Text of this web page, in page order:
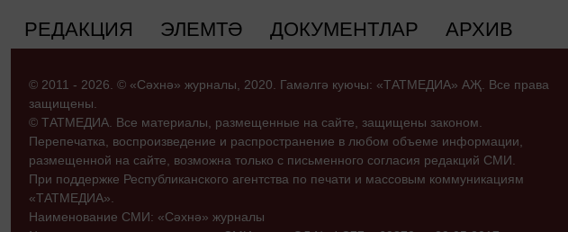
РЕДАКЦИЯ ЭЛЕМТӘ ДОКУМЕНТЛАР АРХИВ
© 2011 - 2026. © «Сәхнә» журналы, 2020. Гамәлгә куючы: «ТАТМЕДИА» АҖ. Все права
защищены.
© ТАТМЕДИА. Все материалы, размещенные на сайте, защищены законом.
Перепечатка, воспроизведение и распространение в любом объеме информации,
размещенной на сайте, возможна только с письменного согласия редакций СМИ.
При поддержке Республиканского агентства по печати и массовым коммуникациям
«ТАТМЕДИА».
Наименование СМИ: «Сәхнә» журналы